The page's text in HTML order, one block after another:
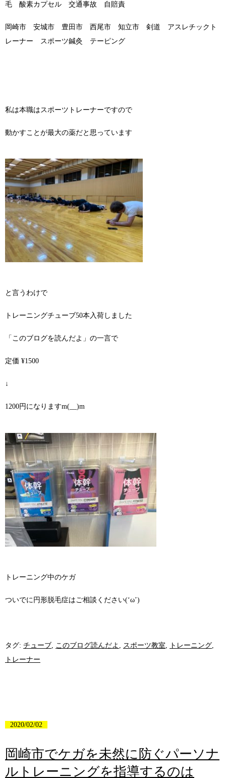
毛 酸素カプセル 交通事故 自賠責
岡崎市 安城市 豊田市 西尾市 知立市 剣道 アスレチックト
レーナー スポーツ鍼灸 テーピング
私は本職はスポーツトレーナーですので
動かすことが最大の薬だと思っています
と言うわけで
トレーニングチューブ50本入荷しました
「このブログを読んだよ」の一言で
定価 ¥1500
↓
1200円になりますm(__)m
トレーニング中のケガ
ついでに円形脱毛症はご相談ください(‘ω’)
タグ: チューブ このブログ読んだよ スポーツ教室 トレーニング
トレーナー
2020/02/02
岡崎市でケガを未然に防ぐパーソナ
ルトレーニングを指導するのは